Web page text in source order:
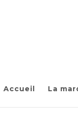
Accueil La